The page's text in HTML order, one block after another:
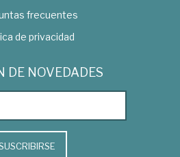
frecuentes
de privacidad
DE NOVEDADES